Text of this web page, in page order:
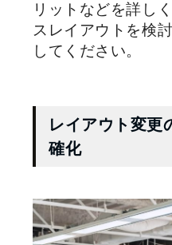
リットなどを詳し
スレイアウトを検
してください。
レイアウト変更
確化